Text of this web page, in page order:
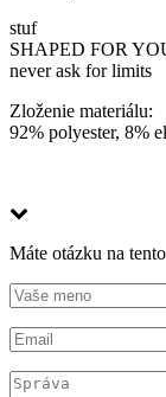
stuf
SHAPED FOR
never ask for limits
Zloženie materiálu:
92% polyester, 8%
Máte otázku na